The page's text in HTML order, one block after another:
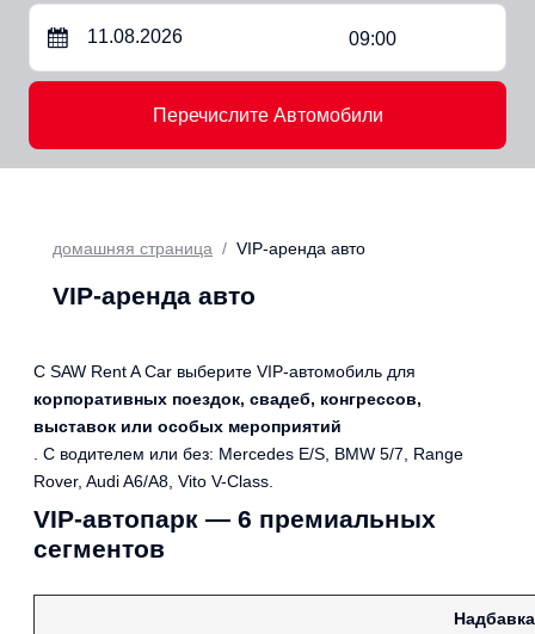
09:00
Перечислите Автомобили
домашняя страница VIP-аренда авто
VIP-аренда авто
С SAW Rent A Car выберите VIP-автомобиль для
корпоративных поездок, свадеб, конгрессов,
выставок или особых мероприятий
. С водителем или без: Mercedes E/S, BMW 5/7, Range
Rover, Audi A6/A8, Vito V-Class.
VIP-автопарк — 6 премиальных
сегментов
Надбавка